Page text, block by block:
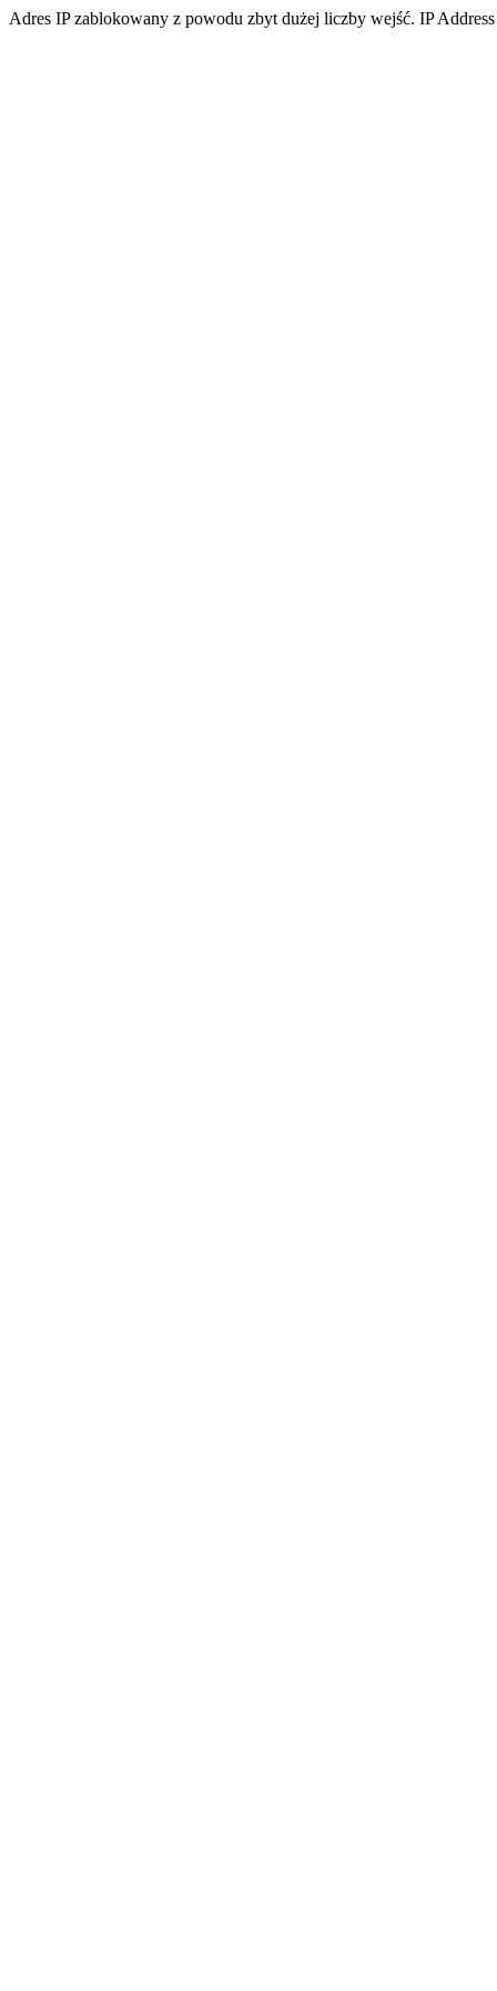
Adres IP zablokowany z powodu zbyt dużej liczby wejść. IP